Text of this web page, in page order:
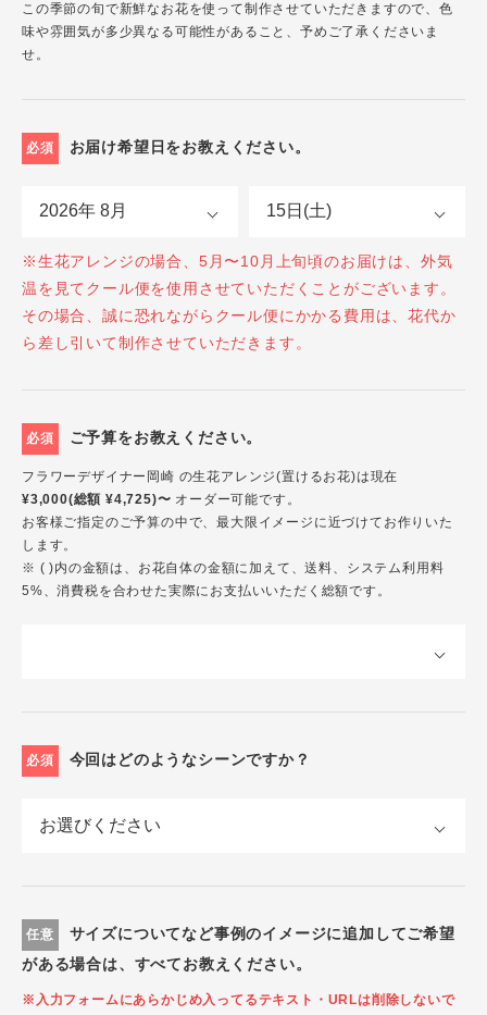
この季節の旬で新鮮なお花を使って制作させていただきますので、色
味や雰囲気が多少異なる可能性があること、予めご了承くださいま
せ。
必須 お届け希望日をお教えください。
※生花アレンジの場合、5月〜10月上旬頃のお届けは、外気
温を見てクール便を使用させていただくことがございます。
その場合、誠に恐れながらクール便にかかる費用は、花代か
ら差し引いて制作させていただきます。
必須 ご予算をお教えください。
フラワーデザイナー岡崎 の生花アレンジ(置けるお花)は現在
¥3,000(総額 ¥4,725)〜 オーダー可能です。
お客様ご指定のご予算の中で、最大限イメージに近づけてお作りいた
します。
※ ( )内の金額は、お花自体の金額に加えて、送料、システム利用料
5%、消費税を合わせた実際にお支払いいただく総額です。
必須 今回はどのようなシーンですか？
任意
サイズについてなど事例のイメージに追加してご希望
がある場合は、すべてお教えください。
※入力フォームにあらかじめ入ってるテキスト・URLは削除しないで